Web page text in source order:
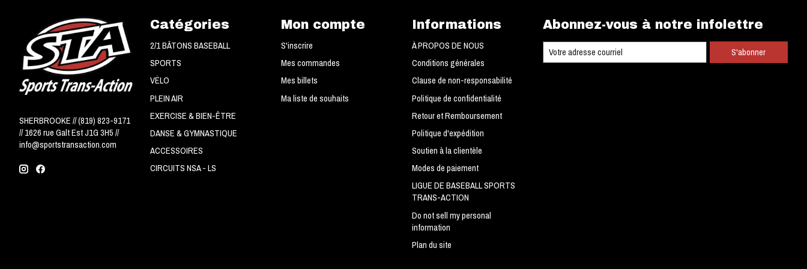
SHERBROOKE // (819) 823-9171
// 1626 rue Galt Est J1G 3H5 //
info@sportstransaction.com
Catégories
2/1 BÂTONS BASEBALL
SPORTS
VÉLO
PLEIN AIR
EXERCISE & BIEN-ÊTRE
DANSE & GYMNASTIQUE
ACCESSOIRES
CIRCUITS NSA - LS
Mon compte
S'inscrire
Mes commandes
Mes billets
Ma liste de souhaits
Informations
À PROPOS DE NOUS
Conditions générales
Clause de non-responsabilité
Politique de confidentialité
Retour et Remboursement
Politique d'expédition
Soutien à la clientèle
Modes de paiement
LIGUE DE BASEBALL SPORTS
TRANS-ACTION
Do not sell my personal
information
Plan du site
Abonnez-vous à notre infolettre
S'abonner